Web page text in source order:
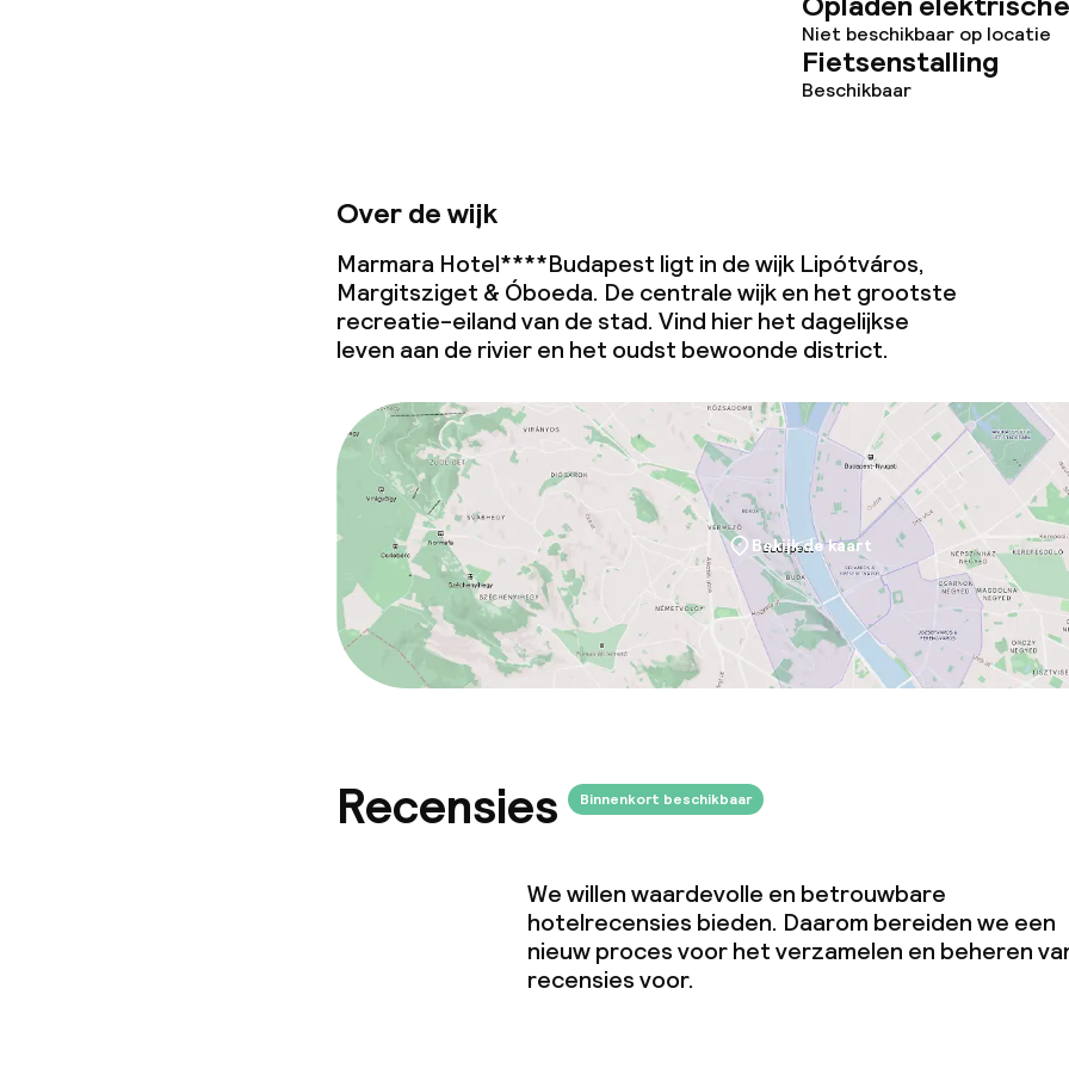
Niet beschikbaar op locatie
Fietsenstalling
Beschikbaar
Over de wijk
Marmara Hotel****Budapest ligt in de wijk Lipótváros,
Margitsziget & Óboeda. De centrale wijk en het grootste
recreatie-eiland van de stad. Vind hier het dagelijkse
leven aan de rivier en het oudst bewoonde district.
Bekijk de kaart
Recensies Binnenkort beschikbaar
We willen waardevolle en betrouwbare
hotelrecensies bieden. Daarom bereiden we een
nieuw proces voor het verzamelen en beheren
recensies voor.